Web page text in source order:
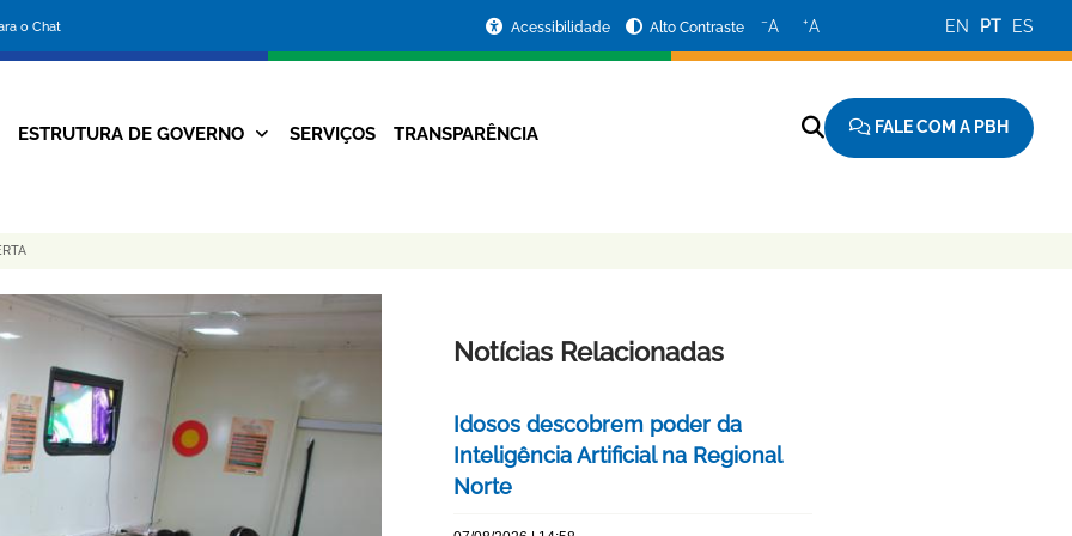
o Chat
da
Prefeitura
Acessibilidade Alto Contraste −A +A EN PT ES
Navegação
ESTRUTURA DE GOVERNO SERVIÇOS TRANSPARÊNCIA FALE COM A PBH
Notícias Relacionadas
Idosos descobrem poder da
Inteligência Artificial na Regional
Norte